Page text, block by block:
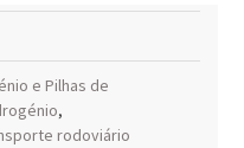
e Pilhas de
,
rodoviário